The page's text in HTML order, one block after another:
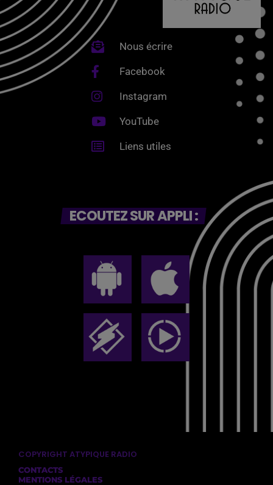
Nous écrire
Facebook
Instagram
YouTube
Liens utiles
ECOUTEZ SUR APPLI :
COPYRIGHT ATYPIQUE RADIO
CONTACTS
MENTIONS LÉGALES